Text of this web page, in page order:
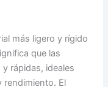
más ligero y rígido
que las
rápidas, ideales
rendimiento. El